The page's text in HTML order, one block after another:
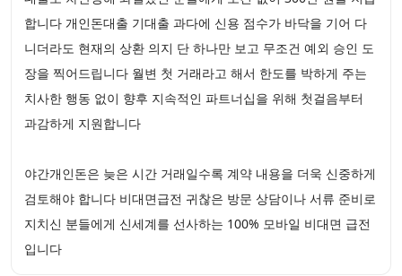
합니다 개인돈대출 기대출 과다에 신용 점수가 바닥을 기어 다
니더라도 현재의 상환 의지 단 하나만 보고 무조건 예외 승인 도
장을 찍어드립니다 월변 첫 거래라고 해서 한도를 박하게 주는
치사한 행동 없이 향후 지속적인 파트너십을 위해 첫걸음부터
과감하게 지원합니다
야간개인돈은 늦은 시간 거래일수록 계약 내용을 더욱 신중하게
검토해야 합니다 비대면급전 귀찮은 방문 상담이나 서류 준비로
지치신 분들에게 신세계를 선사하는 100% 모바일 비대면 급전
입니다